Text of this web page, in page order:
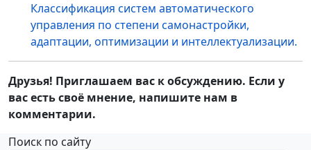
Классификация систем автоматического
управления по степени самонастройки,
адаптации, оптимизации и интеллектуализации.
Друзья! Приглашаем вас к обсуждению. Если у
вас есть своё мнение, напишите нам в
комментарии.
Поиск по сайту